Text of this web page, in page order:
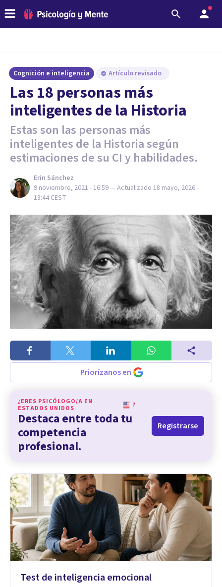
Cognición e inteligencia Artículo revisado
Las 18 personas más
inteligentes de la Historia
Estas son las personas más
inteligentes de la Historia según
estimaciones de su CI y habilidades.
Erin Sánchez
9 noviembre, 2021 - 16:59— Actualizado 18 mayo, 2026 -
13:44 CEST
Priorízanos en
¿ERES PSICÓLOGO/A EN
ESTADOS UNIDOS
?
Destaca entre toda tu
competencia
profesional.
Registrarse
Test de inteligencia emocional